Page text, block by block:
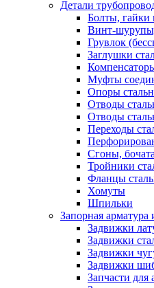
Детали
Болты,
Винт-
Грувлок
Заглушки
Муфты
Опоры
Отводы
Отводы
Переходы
Сгоны,
Тройники
Фланцы
Хомуты
Шпильки
Запорная
Задвижки
Задвижки
Задвижки
Задвижки
Запчасти для